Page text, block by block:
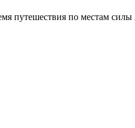
путешествия по местам